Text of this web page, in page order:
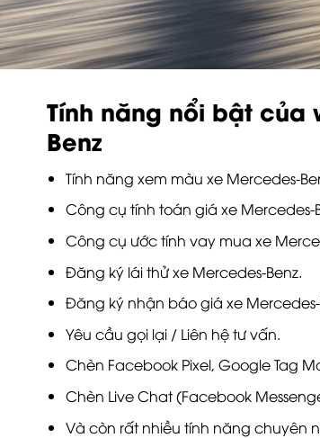
Tính năng nổi bật của
Benz
Tính năng xem màu xe Mercedes-
Công cụ tính toán giá xe Mercedes-
Công cụ ước tính vay mua xe
Đăng ký lái thử xe Mercedes-Benz.
Đăng ký nhận báo giá xe Mercedes-
Yêu cầu gọi lại / Liên hệ tư vấn.
Chèn Facebook Pixel, Google Tag
Chèn Live Chat (Facebook
Và còn rất nhiều tính năng chuyên